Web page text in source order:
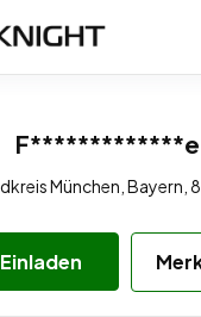
F*************e
München, Bayern,
Einladen